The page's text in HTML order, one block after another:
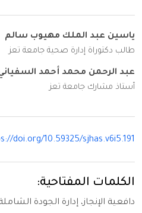
ياسين عبد الملك مهيوب سالم
طالب دكتوراة إدارة صحية جامعة تعز
عبد الرحمن محمد أحمد
أستاذ مشارك جامعة تعز
doi.org/10.59325/sjhas.v6i5.191
الكلمات المفتاحية:
دافعية الإنجاز، إدارة الجودة